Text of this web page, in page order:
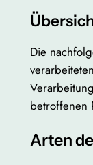
Die
betroffenen
Arten